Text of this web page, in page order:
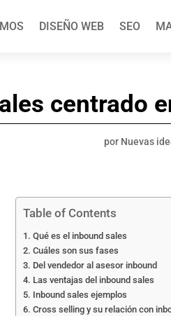
DISEÑO WEB SEO
centrado
por Nuevas
Table of Contents
Qué es el inbound sales
Cuáles son sus fases
Del vendedor al asesor inbound
Las ventajas del inbound sales
Inbound sales ejemplos
Cross selling y su relación con